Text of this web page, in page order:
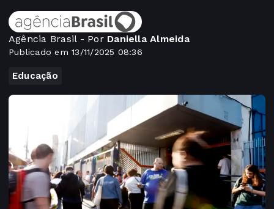
Agência Brasil - Por Daniella Almeida
Publicado em 13/11/2025 08:36
Educação